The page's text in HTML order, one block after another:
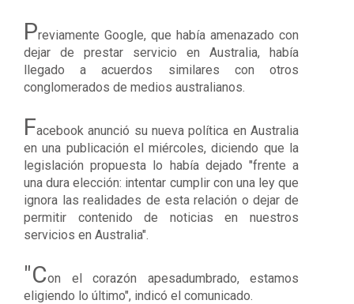
Previamente Google, que había amenazado con
dejar de prestar servicio en Australia, había
llegado a acuerdos similares con otros
conglomerados de medios australianos.
Facebook anunció su nueva política en Australia
en una publicación el miércoles, diciendo que la
legislación propuesta lo había dejado "frente a
una dura elección: intentar cumplir con una ley que
ignora las realidades de esta relación o dejar de
permitir contenido de noticias en nuestros
servicios en Australia".
"Con el corazón apesadumbrado, estamos
eligiendo lo último", indicó el comunicado.